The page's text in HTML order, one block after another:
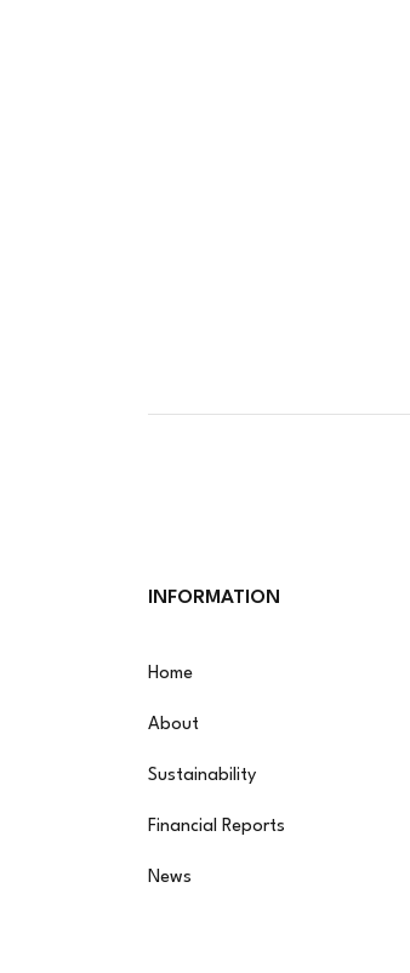
INFORMATION
Home
About
Sustainability
Financial Reports
News